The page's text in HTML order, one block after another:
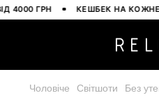
ГРН КЕШБЕК НА КОЖНЕ
Чоловіче Світшоти Без